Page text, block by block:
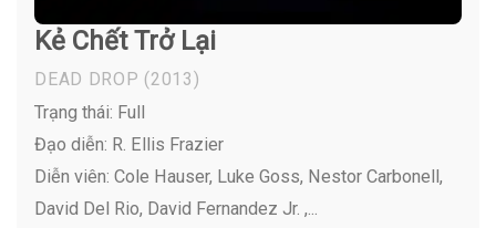
Kẻ Chết Trở Lại
DEAD DROP (2013)
Trạng thái: Full
Đạo diễn: R. Ellis Frazier
Diễn viên: Cole Hauser, Luke Goss, Nestor Carbonell,
David Del Rio, David Fernandez Jr. ,...